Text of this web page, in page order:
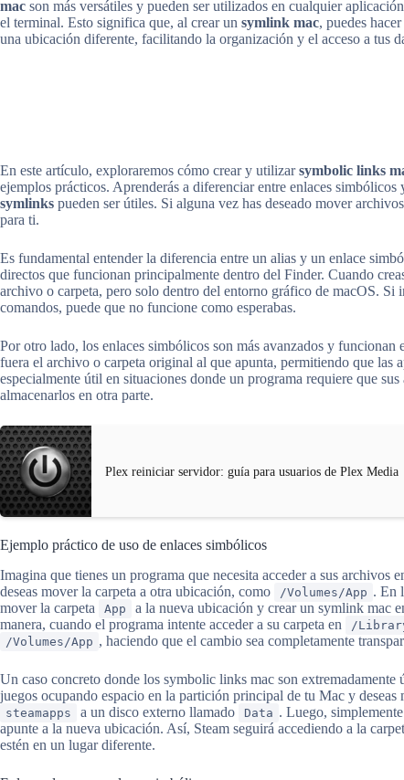
mac son más versátiles y pueden ser utilizados en cualquier
el terminal. Esto significa que, al crear un symlink mac, puedes
una ubicación diferente, facilitando la organización y el acceso a tus
En este artículo, exploraremos cómo crear y utilizarsymbolic links
ejemplos prácticos. Aprenderás a diferenciar entre enlaces
symlinks pueden ser útiles. Si alguna vez has deseado mover
para ti.
Es fundamental entender la diferencia entre un alias y un enlace
directos que funcionan principalmente dentro del Finder. Cuando
archivo o carpeta, pero solo dentro del entorno gráfico de macOS. Si
comandos, puede que no funcione como esperabas.
Por otro lado, los enlaces simbólicos son más avanzados y
fuera el archivo o carpeta original al que apunta, permitiendo que las
especialmente útil en situaciones donde un programa requiere que
almacenarlos en otra parte.
Plex reiniciar servidor: guía para usuarios de Plex Media
Ejemplo práctico de uso de enlaces simbólicos
Imagina que tienes un programa que necesita acceder a sus archivos
deseas mover la carpeta a otra ubicación, como
/Volumes/App . En
mover la carpeta
App a la nueva ubicación y crear un symlink mac
manera, cuando el programa intente acceder a su carpeta en
/
/Volumes/App , haciendo que el cambio sea completamente
Un caso concreto donde los symbolic links mac son extremadamente
juegos ocupando espacio en la partición principal de tu Mac y
steamapps a un disco externo llamado Data . Luego,
apunte a la nueva ubicación. Así, Steam seguirá accediendo a la
estén en un lugar diferente.